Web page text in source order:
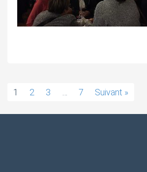
1 2 3 7 Suivant »